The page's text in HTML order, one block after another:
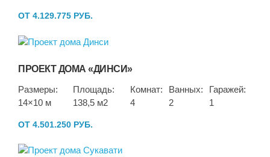
ОТ 4.129.775 РУБ.
ПРОЕКТ ДОМА «ДИНСИ»
Размеры:
14×10 м
Площадь:
138,5 м2
Комнат:
4
Ванных:
2
Гаражей:
1
ОТ 4.501.250 РУБ.